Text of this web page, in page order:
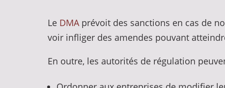
Le DMAprévoit des sanctions en cas de
voir infliger des amendes pouvant
En outre, les autorités de régulation